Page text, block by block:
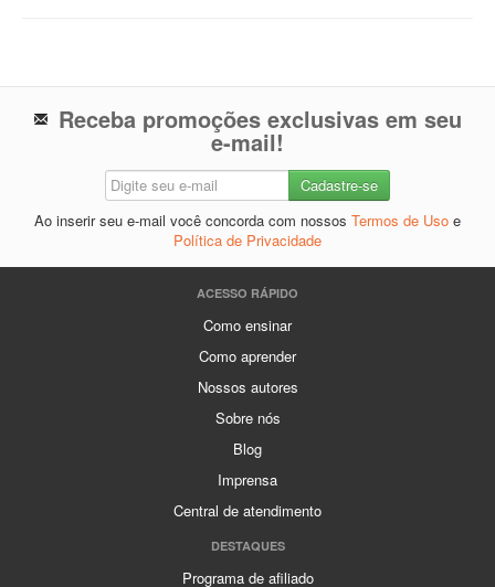
Receba promoções exclusivas em seu
e-mail!
Ao inserir seu e-mail você concorda com nossos Termos de Uso e
Política de Privacidade
ACESSO RÁPIDO
Como ensinar
Como aprender
Nossos autores
Sobre nós
Blog
Imprensa
Central de atendimento
DESTAQUES
Programa de afiliado